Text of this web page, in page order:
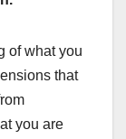
of what you
that
you are